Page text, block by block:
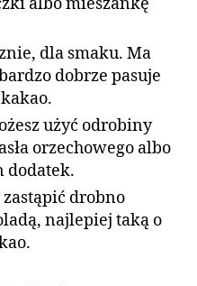
albo mieszankę
dla smaku. Ma
dobrze pasuje
użyć odrobiny
orzechowego albo
dodatek.
drobno
najlepiej taką o